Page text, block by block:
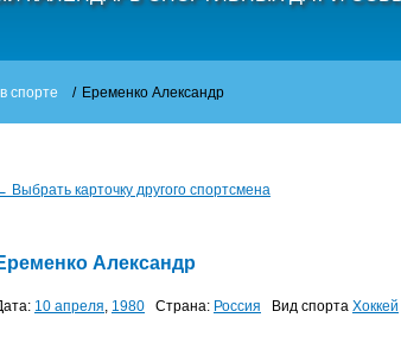
спорте / Еременко Александр
Выбрать карточку другого спортсмена
Александр
10 апреля, 1980 Страна: Россия Вид спорта Хоккей